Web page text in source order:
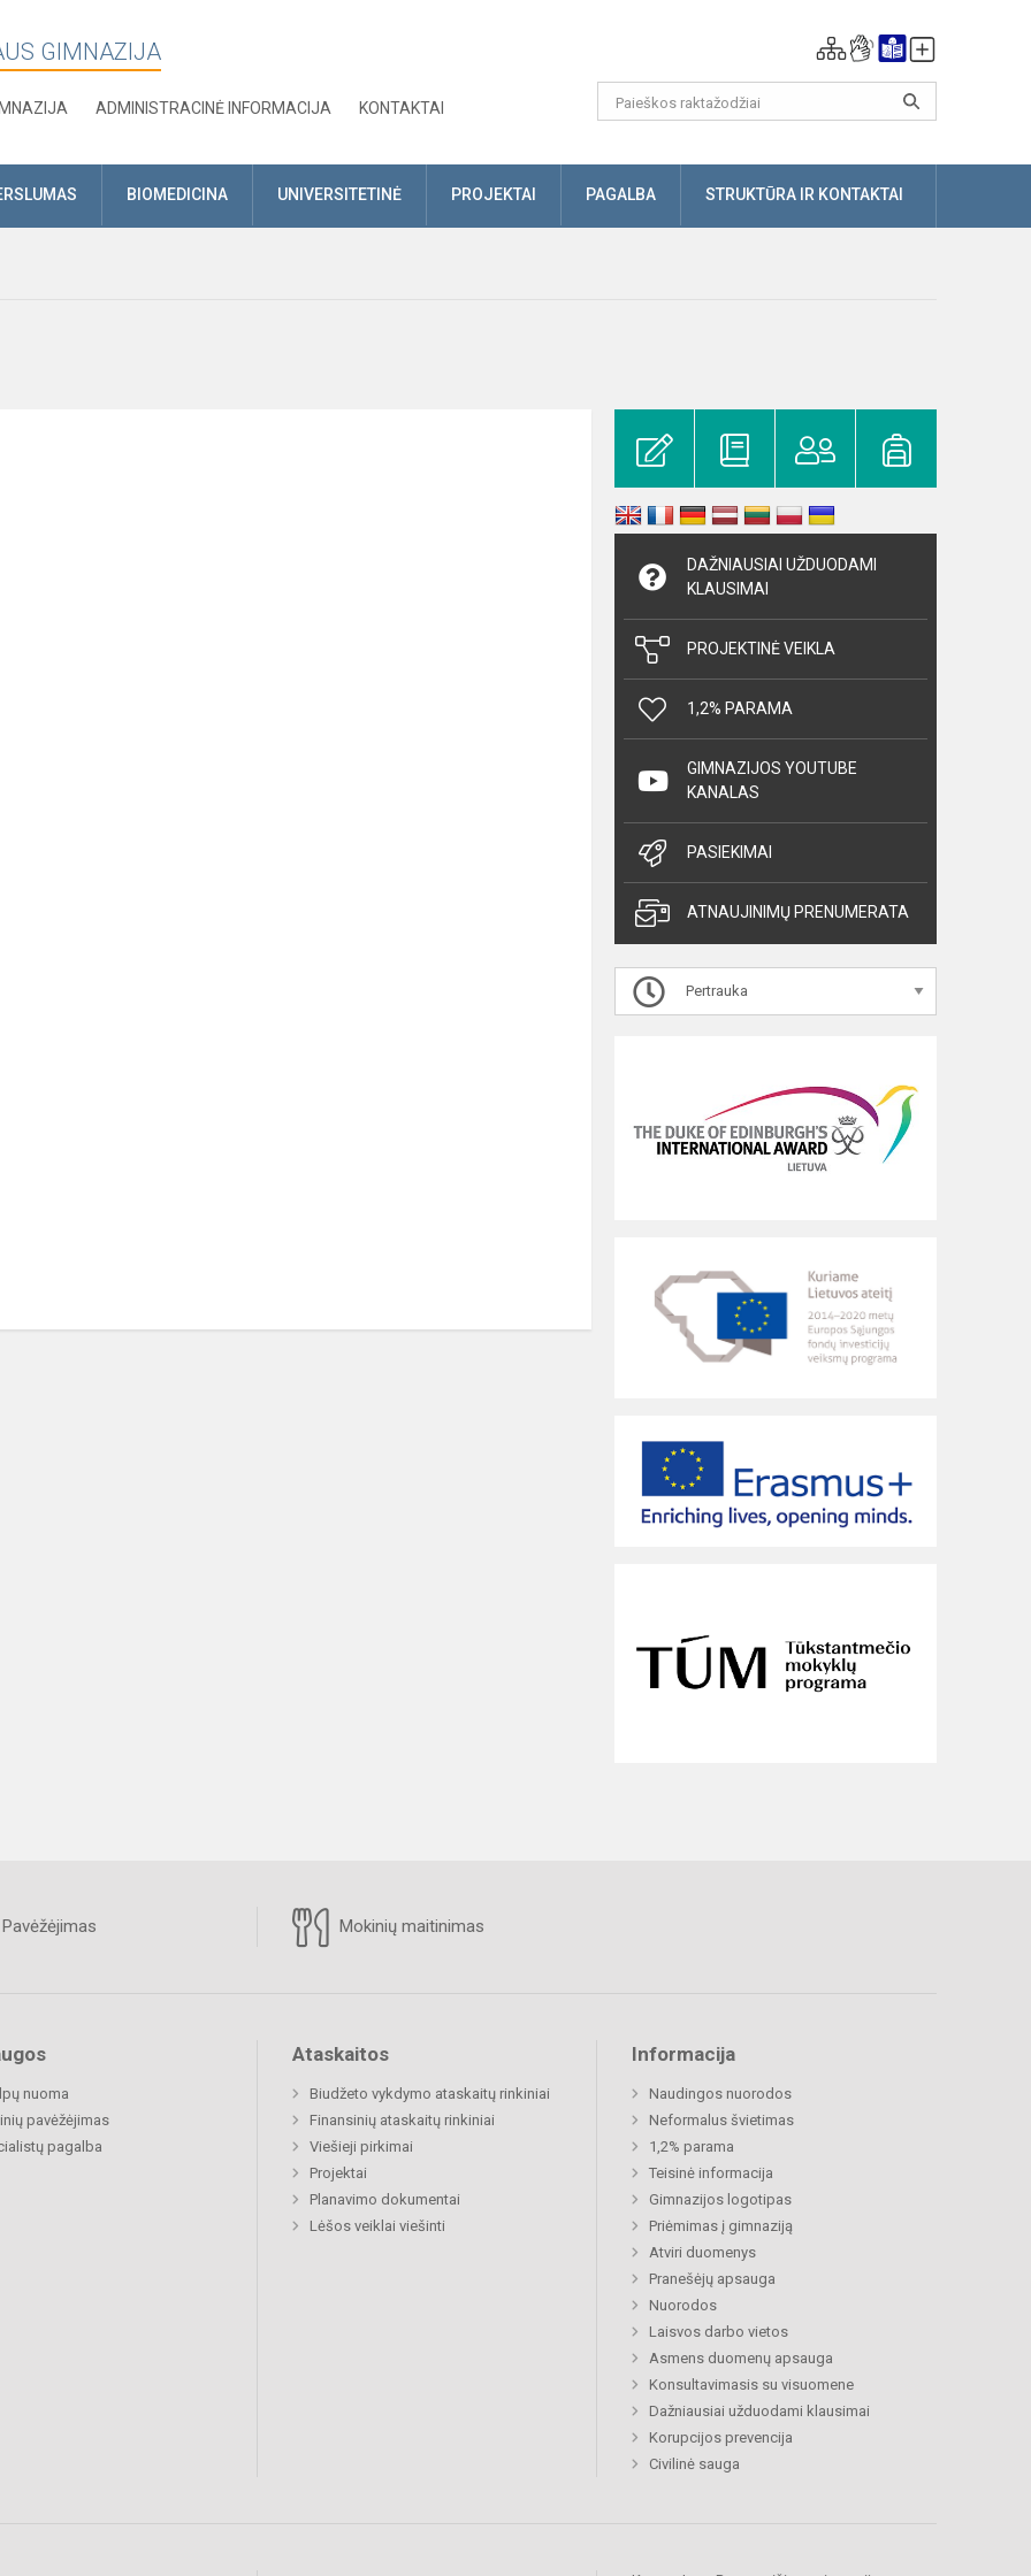
GIMNAZIJA
ADMINISTRACINĖ INFORMACIJA KONTAKTAI
BIOMEDICINA UNIVERSITETINĖ PROJEKTAI PAGALBA STRUKTŪRA IR KONTAKTAI
DAŽNIAUSIAI UŽDUODAMI
KLAUSIMAI
PROJEKTINĖ VEIKLA
1,2% PARAMA
GIMNAZIJOS YOUTUBE
KANALAS
PASIEKIMAI
ATNAUJINIMŲ PRENUMERATA
Pertrauka
Pavėžėjimas Mokinių maitinimas
nuoma
pavėžėjimas
pagalba
Ataskaitos
Biudžeto vykdymo ataskaitų rinkiniai
Finansinių ataskaitų rinkiniai
Viešieji pirkimai
Projektai
Planavimo dokumentai
Lėšos veiklai viešinti
Informacija
Naudingos nuorodos
Neformalus švietimas
1,2% parama
Teisinė informacija
Gimnazijos logotipas
Priėmimas į gimnaziją
Atviri duomenys
Pranešėjų apsauga
Nuorodos
Laisvos darbo vietos
Asmens duomenų apsauga
Konsultavimasis su visuomene
Dažniausiai užduodami klausimai
Korupcijos prevencija
Civilinė sauga